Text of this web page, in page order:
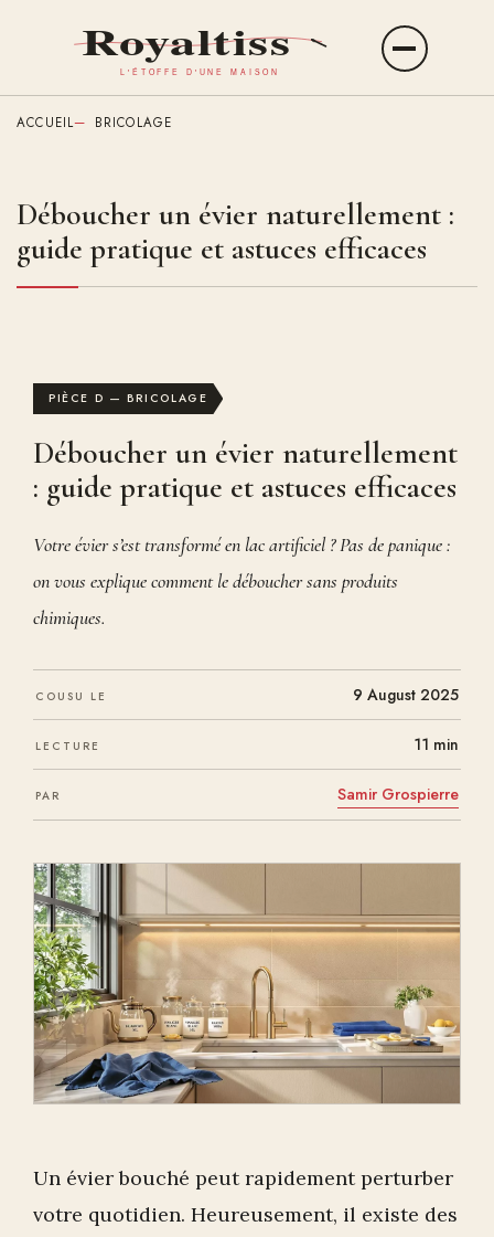
Ouvrir
le
ACCUEIL BRICOLAGE
Déboucher un évier naturellement :
guide pratique et astuces efficaces
PIÈCE D — BRICOLAGE
Déboucher un évier naturellement
: guide pratique et astuces efficaces
Votre évier s’est transformé en lac artificiel ? Pas de panique :
on vous explique comment le déboucher sans produits
chimiques.
COUSU LE 9 August 2025
LECTURE 11 min
PAR Samir Grospierre
Un évier bouché peut rapidement perturber
votre quotidien. Heureusement, il existe des